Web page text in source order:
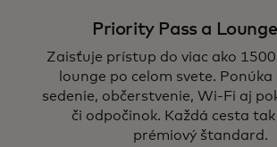
Priority Pass a
Zaisťuje prístup do viac ako
lounge po celom svete.
sedenie, občerstvenie, Wi-Fi aj
či odpočinok. Každá cesta tak
prémiový štandard.